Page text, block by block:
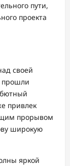
пути,
проекта
своей
прошли
привлек
прорывом
широкую
яркой